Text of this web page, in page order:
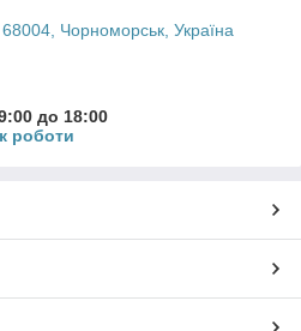
Чорноморськ, Україна
до 18:00
роботи